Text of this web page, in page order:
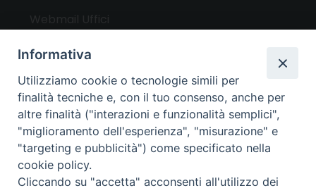
UTILITY
News
Altri articoli
Notizie nazionali
Informativa
Utilizziamo cookie o tecnologie simili per
finalità tecniche e, con il tuo consenso, anche per
altre finalità ("interazioni e funzionalità semplici",
"miglioramento dell'esperienza", "misurazione" e
"targeting e pubblicità") come specificato nella
cookie policy.
Cliccando su "accetta" acconsenti all'utilizzo dei